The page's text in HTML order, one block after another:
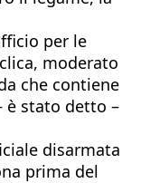
per le
moderato
che contiene
è stato detto –
disarmata
prima del